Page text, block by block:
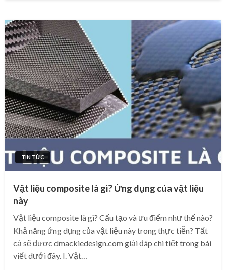
TIN TỨC
Vật liệu composite là gì? Ứng dụng của vật liệu
này
Vật liệu composite là gì? Cấu tạo và ưu điểm như thế nào?
Khả năng ứng dụng của vật liệu này trong thực tiễn? Tất
cả sẽ được dmackiedesign.com giải đáp chi tiết trong bài
viết dưới đây. I. Vật…